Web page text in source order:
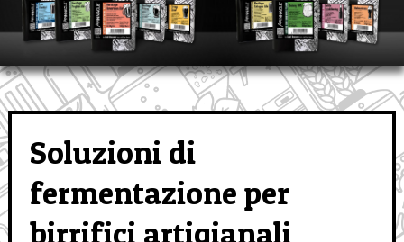
Soluzioni di
fermentazione per
birrifici artigianali